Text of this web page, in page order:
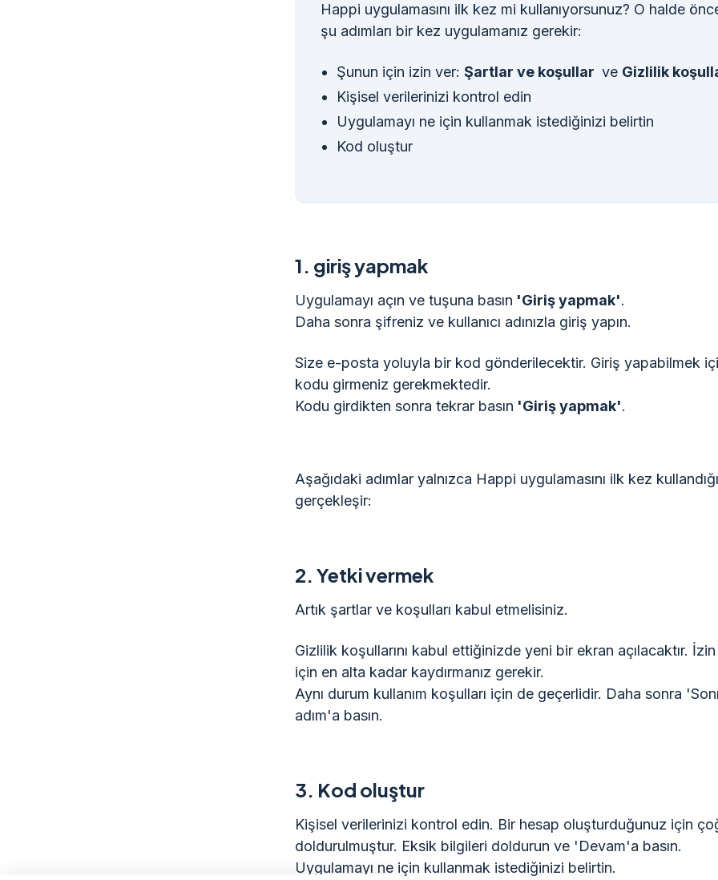
Happi uygulamasını ilk kez mi kullanıyorsunuz? O halde
şu adımları bir kez uygulamanız gerekir:
Şunun için izin ver: Şartlar ve koşullar ve Gizlilik
Kişisel verilerinizi kontrol edin
Uygulamayı ne için kullanmak istediğinizi belirtin
Kod oluştur
1. giriş yapmak
Uygulamayı açın ve tuşuna basın 'Giriş yapmak'.
Daha sonra şifreniz ve kullanıcı adınızla giriş yapın.
Size e-posta yoluyla bir kod gönderilecektir. Giriş yapabilmek
kodu girmeniz gerekmektedir.
Kodu girdikten sonra tekrar basın 'Giriş yapmak'.
Aşağıdaki adımlar yalnızca Happi uygulamasını ilk kez
gerçekleşir:
2. Yetki vermek
Artık şartlar ve koşulları kabul etmelisiniz.
Gizlilik koşullarını kabul ettiğinizde yeni bir ekran açılacaktır.
için en alta kadar kaydırmanız gerekir.
Aynı durum kullanım koşulları için de geçerlidir. Daha sonra
adım'a basın.
3. Kod oluştur
Kişisel verilerinizi kontrol edin. Bir hesap oluşturduğunuz için
doldurulmuştur. Eksik bilgileri doldurun ve 'Devam'a basın.
Uygulamayı ne için kullanmak istediğinizi belirtin.